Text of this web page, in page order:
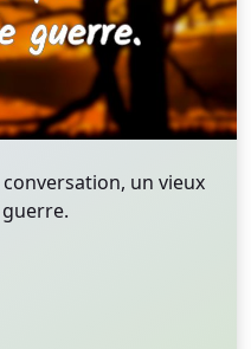
un vieux